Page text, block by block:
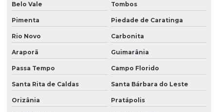
Belo Vale Tombos
Pimenta Piedade de Caratinga
Rio Novo Carbonita
Araporã Guimarânia
Passa Tempo Campo Florido
Santa Rita de Caldas Santa Bárbara do Leste
Orizânia Pratápolis